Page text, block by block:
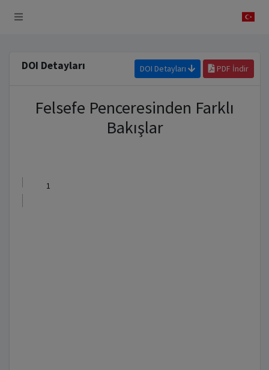
DOI Detayları DOI Detayları PDF İndir
Felsefe Penceresinden Farklı
Bakışlar